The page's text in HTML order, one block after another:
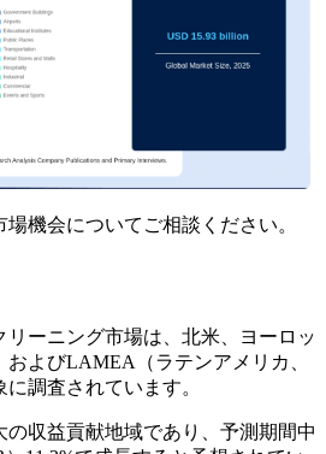
場機会についてご相談ください。
ーニング市場は、北米、ヨーロッ
よびLAMEA（ラテンアメリカ、
調査されています。
の収益貢献地域であり、予測期間中